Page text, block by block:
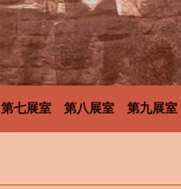
第七展室 第八展室 第九展室